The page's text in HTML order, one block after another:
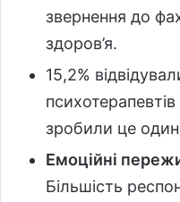
звернення до
здоров’я.
15,2%
зробили це
Емоційні
Більшість